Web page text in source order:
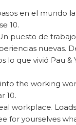
en el mundo
10.
puesto de
nuevas.
lo que vivió Pau &
the working
10.
workplace.
for yourselves